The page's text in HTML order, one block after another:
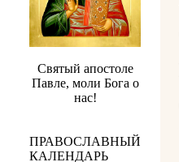
Святый апостоле
Павле, моли Бога о
нас!
ПРАВОСЛАВНЫЙ
КАЛЕНДАРЬ